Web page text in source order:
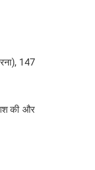
147
की और